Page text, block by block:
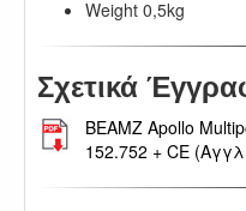
Weight 0,5kg
Σχετικά
BEAMZ Apollo
152.752 + CE